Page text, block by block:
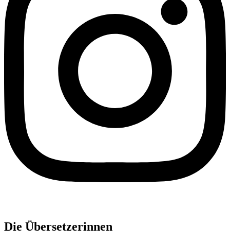
Die Übersetzerinnen